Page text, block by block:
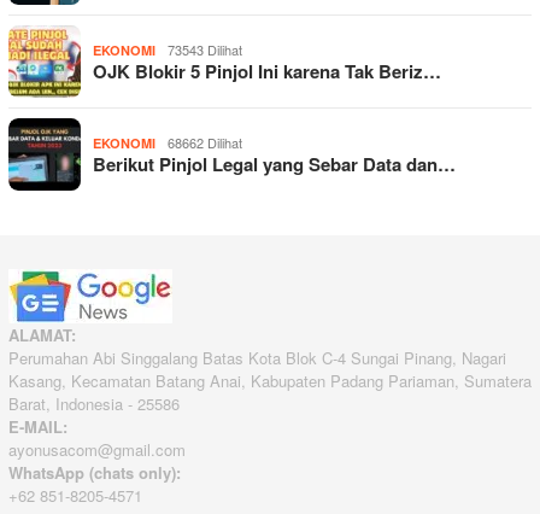
EKONOMI 73543 Dilihat
OJK Blokir 5 Pinjol Ini karena Tak Beriz…
EKONOMI 68662 Dilihat
Berikut Pinjol Legal yang Sebar Data dan…
ALAMAT:
Perumahan Abi Singgalang Batas Kota Blok C-4 Sungai Pinang, Nagari
Kasang, Kecamatan Batang Anai, Kabupaten Padang Pariaman, Sumatera
Barat, Indonesia - 25586
E-MAIL:
ayonusacom@gmail.com
WhatsApp (chats only):
+62 851-8205-4571